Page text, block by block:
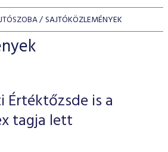
indexek
kötvény tőzsdei bevezetését
egyszerűen
SAJTÓKÖZLEMÉNYEK
Értéktőzsde is a
tagja lett